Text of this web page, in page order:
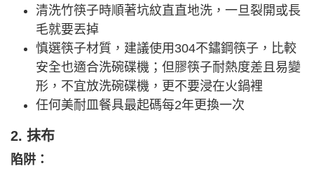
清洗竹筷子時順著坑紋直直地洗，一旦裂開或長
毛就要丟掉
慎選筷子材質，建議使用304不鏽鋼筷子，比較
安全也適合洗碗碟機；但膠筷子耐熱度差且易變
形，不宜放洗碗碟機，更不要浸在火鍋裡
任何美耐皿餐具最起碼每2年更換一次
2. 抹布
陷阱：